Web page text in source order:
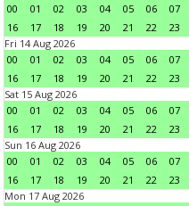
00
01 02 03 04 05 06 07
16
17 18 19 20 21 22
23
Fri 14 Aug 2026
00
01 02 03 04 05 06 07
16
17 18 19 20 21 22
23
Sat 15 Aug 2026
00
01 02 03 04 05 06 07
16
17 18 19 20 21 22
23
Sun 16 Aug 2026
00
01 02 03 04 05 06 07
16
17 18 19 20 21 22
23
Mon 17 Aug 2026